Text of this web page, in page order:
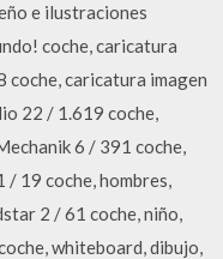
e ilustraciones
coche, caricatura
caricatura imagen
22 / 1.619 coche,
6 / 391 coche,
19 coche, hombres,
2 / 61 coche, niño,
whiteboard, dibujo,